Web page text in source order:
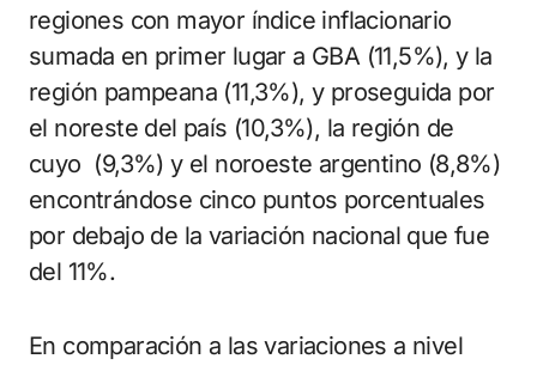
regiones con mayor índice inflacionario
sumada en primer lugar a GBA (11,5%), y la
región pampeana (11,3%), y proseguida por
el noreste del país (10,3%), la región de
cuyo (9,3%) y el noroeste argentino (8,8%)
encontrándose cinco puntos porcentuales
por debajo de la variación nacional que fue
del 11%.
En comparación a las variaciones a nivel